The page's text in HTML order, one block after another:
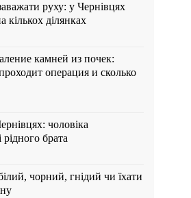
руху: у Чернівцях
кількох ділянках
камней из почек:
операция и сколько
чоловіка
брата
чорний, гнідий чи їхати